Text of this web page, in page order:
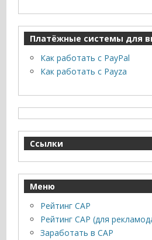
Платёжные системы для
Как работать с PayPal
Как работать с Payza
Ссылки
Меню
Рейтинг САР
Рейтинг САР (для
Заработать в САР